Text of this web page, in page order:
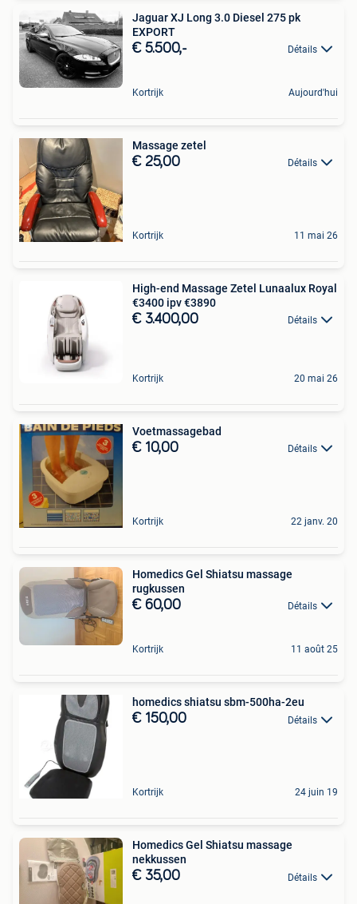
Jaguar XJ Long 3.0 Diesel 275 pk
EXPORT
€ 5.500,- Détails
Kortrijk Aujourd'hui
Massage zetel
€ 25,00 Détails
Kortrijk 11 mai 26
High-end Massage Zetel Lunaalux Royal
€3400 ipv €3890
€ 3.400,00 Détails
Kortrijk 20 mai 26
Voetmassagebad
€ 10,00 Détails
Kortrijk 22 janv. 20
Homedics Gel Shiatsu massage
rugkussen
€ 60,00 Détails
Kortrijk 11 août 25
homedics shiatsu sbm-500ha-2eu
€ 150,00 Détails
Kortrijk 24 juin 19
Homedics Gel Shiatsu massage
nekkussen
€ 35,00 Détails